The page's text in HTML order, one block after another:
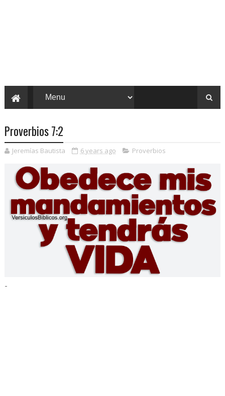
Proverbios 7:2
Jeremías Bautista 6 years ago Proverbios
-